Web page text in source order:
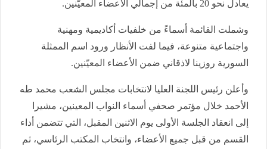
يعادل نحو 20 بالمئة من إجمالي الأعضاء المعيّنين.
وشملت القائمة أسماءً من خلفيات أكاديمية ومهنية
واجتماعية متنوعة، فيما لفت الأنظار ورود اسم الممثلة
السورية روزينا لاذقاني ضمن الأعضاء المعيّنين.
وأعلن رئيس اللجنة العليا لانتخابات مجلس الشعب محمد طه
الأحمد خلال مؤتمر صحفي أسماء النواب المعينين، مشيرا
إلى انعقاد الجلسة الأولى يوم الاثنين المقبل، التي تتضمن أداء
القسم من قبل جميع الأعضاء، وانتخاب المكتب الرئاسي، ثم